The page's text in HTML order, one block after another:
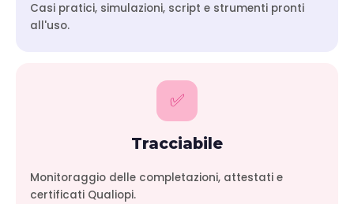
Casi pratici, simulazioni, script e strumenti pronti
all'uso.
✅
Tracciabile
Monitoraggio delle completazioni, attestati e
certificati Qualiopi.